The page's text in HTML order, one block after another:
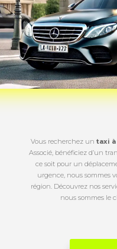
Vous recherchez un taxi
Associé, bénéficiez d’un
ce soit pour un
urgence, nous sommes
région. Découvrez nos
nous sommes le